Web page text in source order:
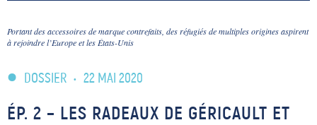
Portant des accessoires de marque contrefaits, des réfugiés de multiples origines aspirent
à rejoindre l’Europe et les États-Unis
DOSSIER • 22 MAI 2020
ÉP. 2 – LES RADEAUX DE GÉRICAULT ET